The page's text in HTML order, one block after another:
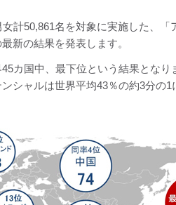
計50,861名を対象に実施した、「
新の結果を発表します。
カ国中、最下位という結果とな
シャルは世界平均43％の約3分の1